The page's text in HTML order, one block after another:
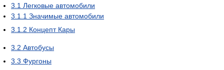
3.1 Легковые автомобили
3.1.1 Значимые автомобили
3.1.2 Концепт Кары
3.2 Автобусы
3.3 Фургоны